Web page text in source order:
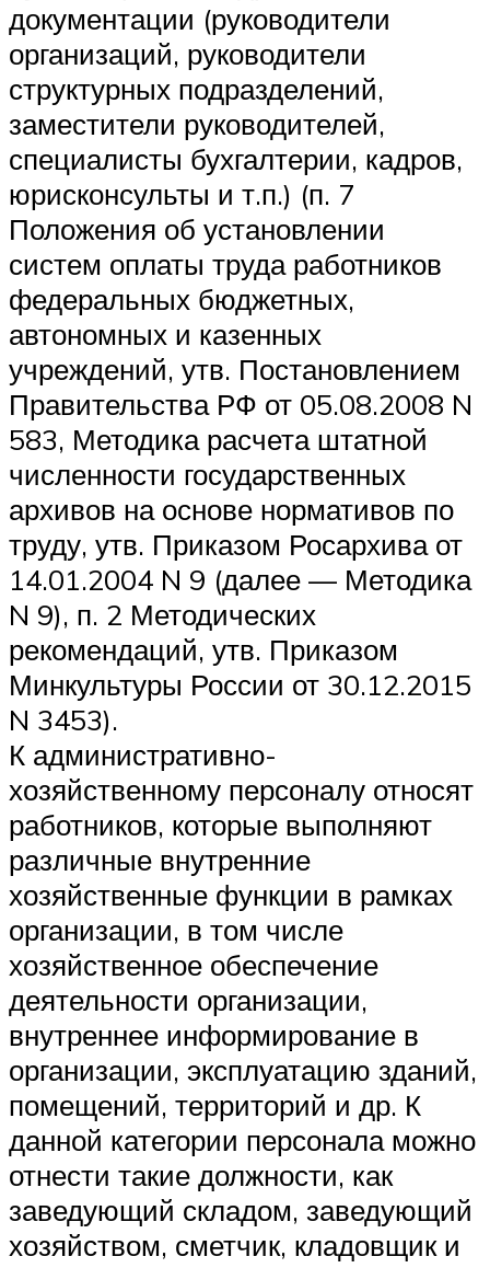
документации (руководители
организаций, руководители
структурных подразделений,
заместители руководителей,
специалисты бухгалтерии, кадров,
юрисконсульты и т.п.) (п. 7
Положения об установлении
систем оплаты труда работников
федеральных бюджетных,
автономных и казенных
учреждений, утв. Постановлением
Правительства РФ от 05.08.2008 N
583, Методика расчета штатной
численности государственных
архивов на основе нормативов по
труду, утв. Приказом Росархива от
14.01.2004 N 9 (далее — Методика
N 9), п. 2 Методических
рекомендаций, утв. Приказом
Минкультуры России от 30.12.2015
N 3453).
К административно-
хозяйственному персоналу относят
работников, которые выполняют
различные внутренние
хозяйственные функции в рамках
организации, в том числе
хозяйственное обеспечение
деятельности организации,
внутреннее информирование в
организации, эксплуатацию зданий,
помещений, территорий и др. К
данной категории персонала можно
отнести такие должности, как
заведующий складом, заведующий
хозяйством, сметчик, кладовщик и